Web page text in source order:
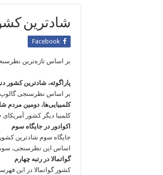
شادترین
Facebook
بر اساس تازه‌ترین
پاراگوئه، شادترین کشور
بر اساس نظرسنجی گالوپ، پاراگوئه با ۸۹ امتیاز به عنوان
کلمبیایی‌ها، دومین مردم
کلمبیا دیگر کشور آمریکای جنوبی با کسب ۸۴ امتیاز به عنوان دومین
اکوادور در جایگاه سوم
جایگاه سوم شادترین
اساس این نظرسنجی،
گواتمالا در رتبه چهارم
کشور گواتمالا در این